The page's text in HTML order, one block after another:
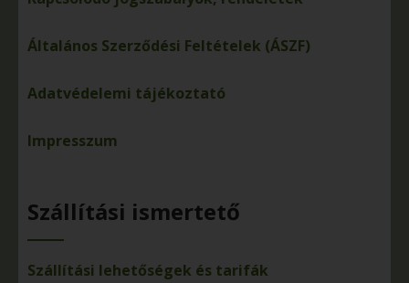
Általános Szerződési Feltételek (ÁSZF)
Adatvédelemi tájékoztató
Impresszum
Szállítási ismertető
Szállítási lehetőségek és tarifák